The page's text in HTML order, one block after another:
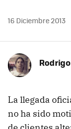
16 Diciembre 2013
La llegada
no ha sido